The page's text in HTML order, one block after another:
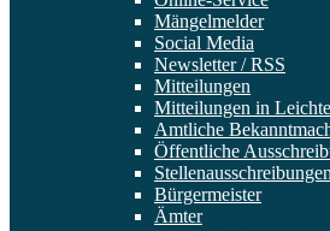
Mängelmelder
Social Media
Newsletter / RSS
Mitteilungen
Mitteilungen in
Amtliche
Öffentliche
Stellenausschreibungen
Bürgermeister
Ämter